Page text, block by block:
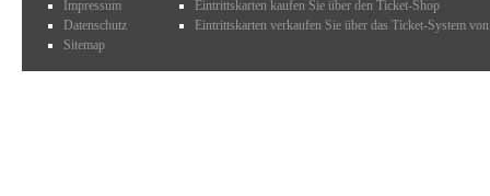
Impressum
Datenschutz
Sitemap
Eintrittskarten kaufen Sie über den Ticket-Shop
Eintrittskarten verkaufen Sie über das Ticket-System